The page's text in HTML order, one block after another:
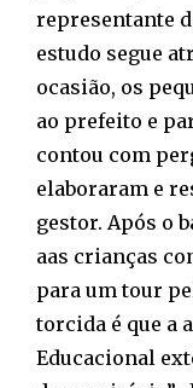
representante
estudo segue
ocasião, os
ao prefeito e
contou com
elaboraram e
gestor. Após o
aas crianças
para um tour
torcida é que a
Educacional